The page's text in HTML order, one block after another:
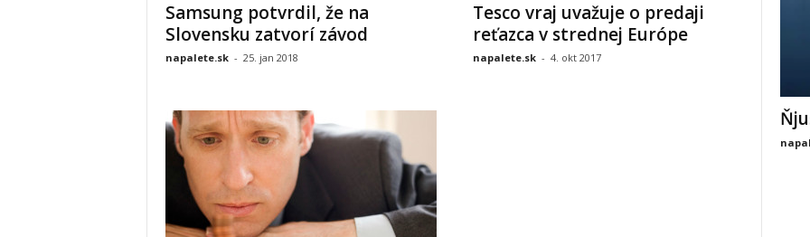
Samsung potvrdil, že na
Slovensku zatvorí závod
napalete.sk - 25. jan 2018
Tesco vraj uvažuje o predaji
reťazca v strednej Európe
napalete.sk - 4. okt 2017